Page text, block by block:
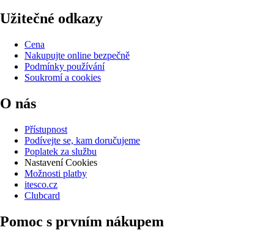
Užitečné odkazy
Cena
Nakupujte online bezpečně
Podmínky používání
Soukromí a cookies
O nás
Přístupnost
Podívejte se, kam doručujeme
Poplatek za službu
Nastavení Cookies
Možnosti platby
itesco.cz
Clubcard
Pomoc s prvním nákupem